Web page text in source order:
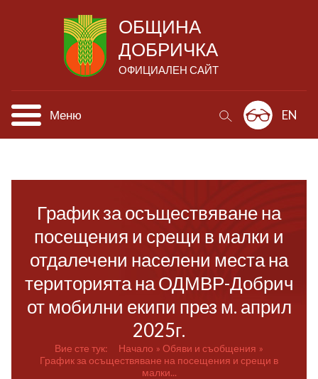
ОБЩИНА
ДОБРИЧКА
ОФИЦИАЛЕН САЙТ
Меню EN
График за осъществяване на
посещения и срещи в малки и
отдалечени населени места на
територията на ОДМВР-Добрич
от мобилни екипи през м. април
2025г.
Вие сте тук: Начало
Обяви и съобщения
График за осъществяване на посещения и срещи в
малки...